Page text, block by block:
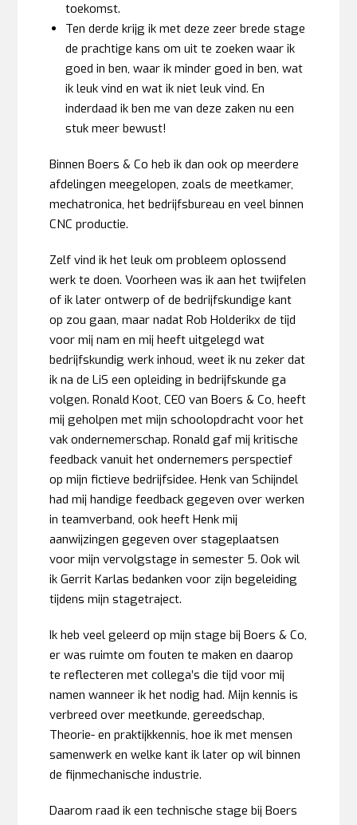
toekomst.
Ten derde krijg ik met deze zeer brede stage
de prachtige kans om uit te zoeken waar ik
goed in ben, waar ik minder goed in ben, wat
ik leuk vind en wat ik niet leuk vind. En
inderdaad ik ben me van deze zaken nu een
stuk meer bewust!
Binnen Boers & Co heb ik dan ook op meerdere
afdelingen meegelopen, zoals de meetkamer,
mechatronica, het bedrijfsbureau en veel binnen
CNC productie.
Zelf vind ik het leuk om probleem oplossend
werk te doen. Voorheen was ik aan het twijfelen
of ik later ontwerp of de bedrijfskundige kant
op zou gaan, maar nadat Rob Holderikx de tijd
voor mij nam en mij heeft uitgelegd wat
bedrijfskundig werk inhoud, weet ik nu zeker dat
ik na de LiS een opleiding in bedrijfskunde ga
volgen. Ronald Koot, CEO van Boers & Co, heeft
mij geholpen met mijn schoolopdracht voor het
vak ondernemerschap. Ronald gaf mij kritische
feedback vanuit het ondernemers perspectief
op mijn fictieve bedrijfsidee. Henk van Schijndel
had mij handige feedback gegeven over werken
in teamverband, ook heeft Henk mij
aanwijzingen gegeven over stageplaatsen
voor mijn vervolgstage in semester 5. Ook wil
ik Gerrit Karlas bedanken voor zijn begeleiding
tijdens mijn stagetraject.
Ik heb veel geleerd op mijn stage bij Boers & Co,
er was ruimte om fouten te maken en daarop
te reflecteren met collega’s die tijd voor mij
namen wanneer ik het nodig had. Mijn kennis is
verbreed over meetkunde, gereedschap,
Theorie- en praktijkkennis, hoe ik met mensen
samenwerk en welke kant ik later op wil binnen
de fijnmechanische industrie.
Daarom raad ik een technische stage bij Boers